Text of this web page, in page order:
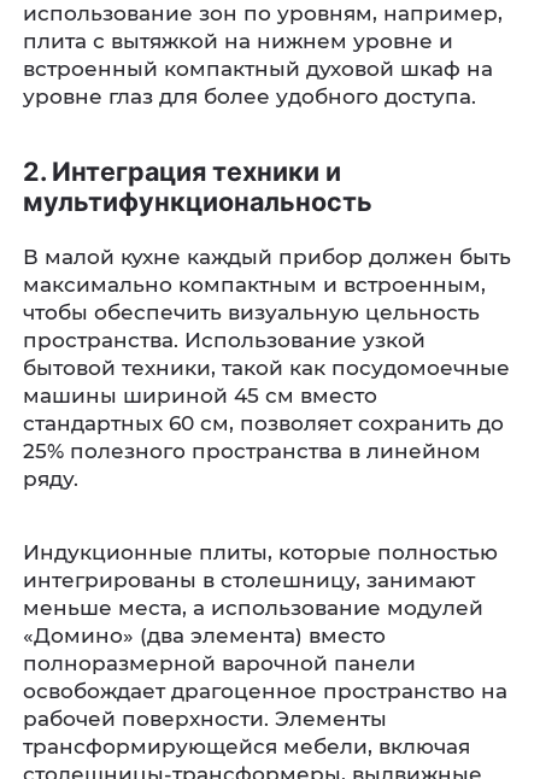
использование зон по уровням, например,
плита с вытяжкой на нижнем уровне и
встроенный компактный духовой шкаф на
уровне глаз для более удобного доступа.
2. Интеграция техники и
мультифункциональность
В малой кухне каждый прибор должен быть
максимально компактным и встроенным,
чтобы обеспечить визуальную цельность
пространства. Использование узкой
бытовой техники, такой как посудомоечные
машины шириной 45 см вместо
стандартных 60 см, позволяет сохранить до
25% полезного пространства в линейном
ряду.
Индукционные плиты, которые полностью
интегрированы в столешницу, занимают
меньше места, а использование модулей
«Домино» (два элемента) вместо
полноразмерной варочной панели
освобождает драгоценное пространство на
рабочей поверхности. Элементы
трансформирующейся мебели, включая
столешницы-трансформеры, выдвижные